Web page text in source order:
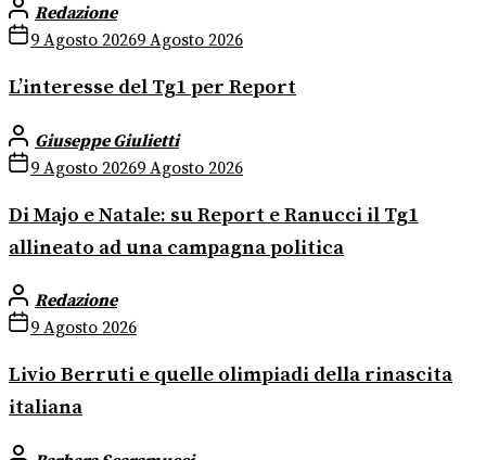
Redazione
9 Agosto 20269 Agosto 2026
L’interesse del Tg1 per Report
Giuseppe Giulietti
9 Agosto 20269 Agosto 2026
Di Majo e Natale: su Report e Ranucci il Tg1
allineato ad una campagna politica
Redazione
9 Agosto 2026
Livio Berruti e quelle olimpiadi della rinascita
italiana